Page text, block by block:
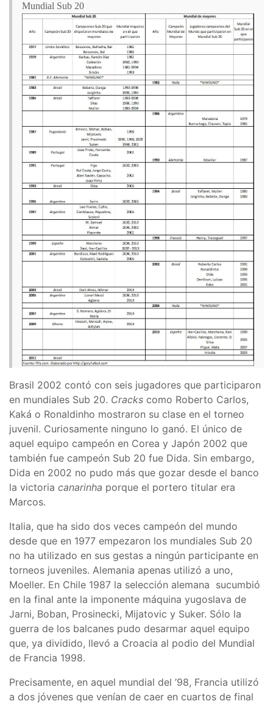
Mundial Sub 20
Brasil 2002 contó con seis jugadores que participaron
en mundiales Sub 20. Cracks como Roberto Carlos,
Kaká o Ronaldinho mostraron su clase en el torneo
juvenil. Curiosamente ninguno lo ganó. El único de
aquel equipo campeón en Corea y Japón 2002 que
también fue campeón Sub 20 fue Dida. Sin embargo,
Dida en 2002 no pudo más que gozar desde el banco
la victoria canarinha porque el portero titular era
Marcos.
Italia, que ha sido dos veces campeón del mundo
desde que en 1977 empezaron los mundiales Sub 20
no ha utilizado en sus gestas a ningún participante en
torneos juveniles. Alemania apenas utilizó a uno,
Moeller. En Chile 1987 la selección alemana sucumbió
en la final ante la imponente máquina yugoslava de
Jarni, Boban, Prosinecki, Mijatovic y Suker. Sólo la
guerra de los balcanes pudo desarmar aquel equipo
que, ya dividido, llevó a Croacia al podio del Mundial
de Francia 1998.
Precisamente, en aquel mundial del ’98, Francia utilizó
a dos jóvenes que venían de caer en cuartos de final